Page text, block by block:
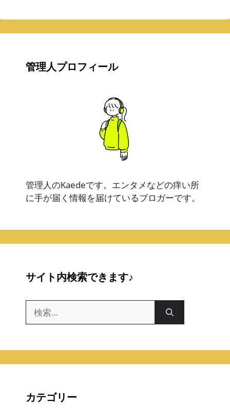
管理人プロフィール
管理人のKaedeです。エンタメなどの痒い所
に手が届く情報を届けているブロガーです。
サイト内検索できます♪
索:
カテゴリー